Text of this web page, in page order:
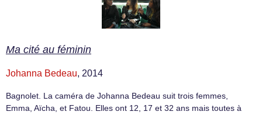
Ma cité au féminin
Johanna Bedeau, 2014
Bagnolet. La caméra de Johanna Bedeau suit trois femmes,
Emma, Aïcha, et Fatou. Elles ont 12, 17 et 32 ans mais toutes à